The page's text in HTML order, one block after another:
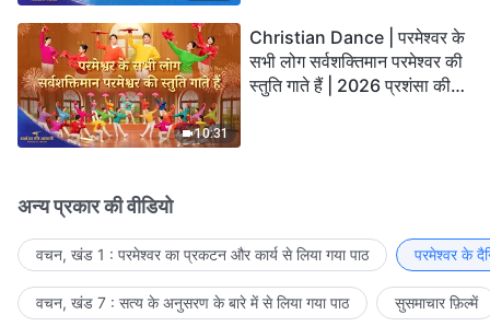
10:31
Christian Dance | परमेश्वर के
सभी लोग सर्वशक्तिमान परमेश्वर की
स्तुति गाते हैं | 2026 प्रशंसा की
अन्य प्रकार की वीडियो
वचन, खंड 1 : परमेश्वर का प्रकटन और कार्य से लिया गया पाठ परमेश्वर के
वचन, खंड 7 : सत्य के अनुसरण के बारे में से लिया गया पाठ सुसमाचार फ़िल्में